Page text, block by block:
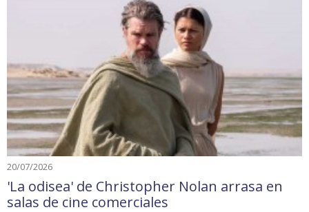
20/07/2026
'La odisea' de Christopher Nolan arrasa en
salas de cine comerciales